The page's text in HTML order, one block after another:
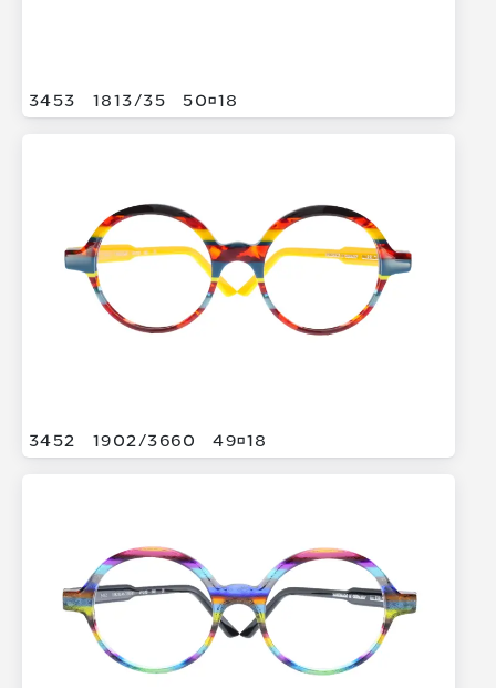
3453 1813/35 5018
3452 1902/3660 4918